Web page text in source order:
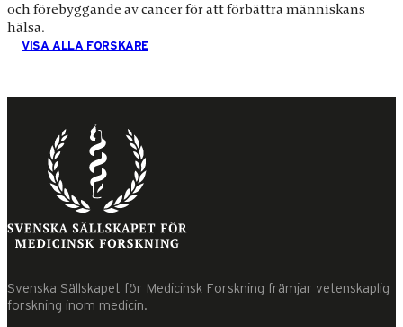
och förebyggande av cancer för att förbättra människans
hälsa.
VISA ALLA FORSKARE
Svenska Sällskapet för Medicinsk Forskning främjar vetenskaplig
forskning inom medicin.